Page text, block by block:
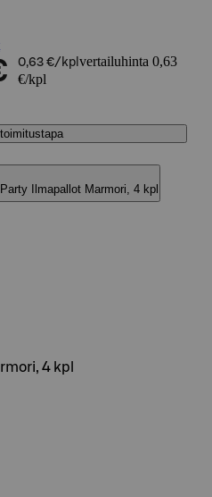
0,63 €/kpl vertailuhinta 0,63
€/kpl
Ilmapallot Marmori, 4 kpl
4 kpl